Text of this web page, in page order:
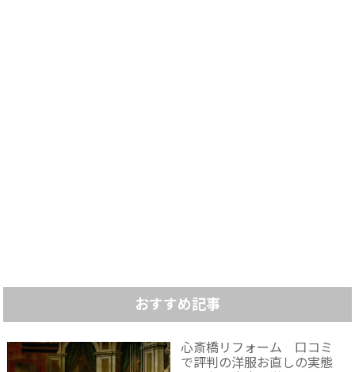
おすすめ記事
心斎橋リフォーム 口コミ
で評判の洋服お直しの実態